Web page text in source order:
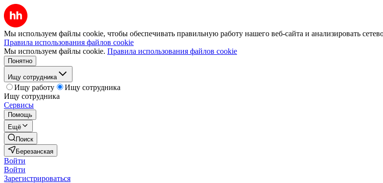
Мы используем файлы cookie, чтобы обеспечивать правильную работу нашего веб-сайта и анализировать
Правила использования файлов cookie
Мы используем файлы cookie. Правила использования файлов cookie
Понятно
Ищу сотрудника
Ищу работу
Ищу сотрудника
Ищу сотрудника
Сервисы
Помощь
Ещё
Поиск
Березанская
Войти
Войти
Зарегистрироваться